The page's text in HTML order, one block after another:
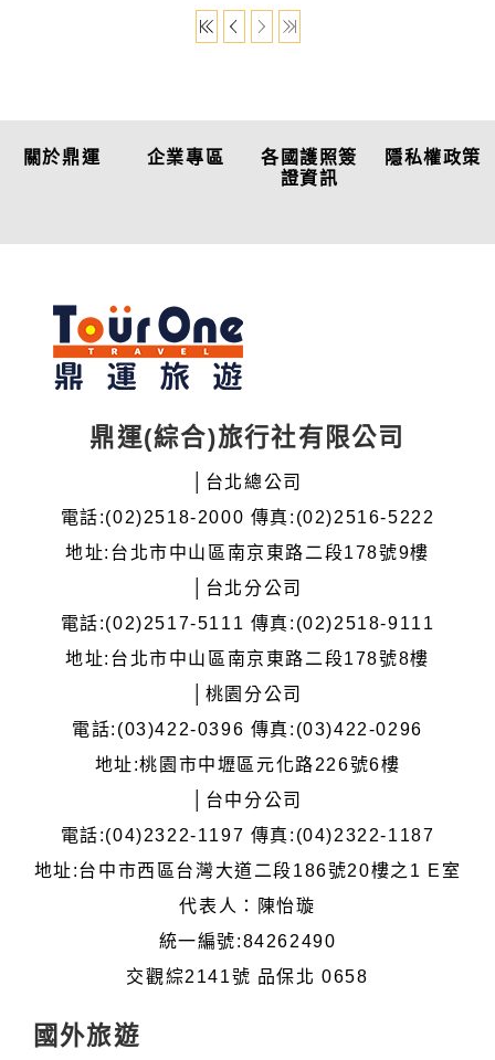
關於鼎運 企業專區
各國護照簽
證資訊
隱私權政策
鼎運(綜合)旅行社有限公司
│台北總公司
電話:(02)2518-2000 傳真:(02)2516-5222
地址:台北市中山區南京東路二段178號9樓
│台北分公司
電話:(02)2517-5111 傳真:(02)2518-9111
地址:台北市中山區南京東路二段178號8樓
│桃園分公司
電話:(03)422-0396 傳真:(03)422-0296
地址:桃園市中壢區元化路226號6樓
│台中分公司
電話:(04)2322-1197 傳真:(04)2322-1187
地址:台中市西區台灣大道二段186號20樓之1 E室
代表人：陳怡璇
統一編號:84262490
交觀綜2141號 品保北 0658
國外旅遊